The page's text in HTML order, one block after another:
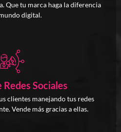
Que tu marca haga la diferencia
digital.
Sociales
clientes manejando tus redes
Vende más gracias a ellas.